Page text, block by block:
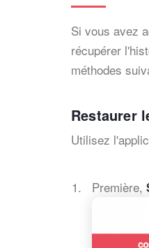
Si vous avez
récupérer
méthodes
Restaurer
Utilisez
Première,